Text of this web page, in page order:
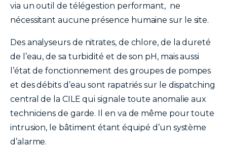
via un outil de télégestion performant, ne
nécessitant aucune présence humaine sur le site.
Des analyseurs de nitrates, de chlore, de la dureté
de l’eau, de sa turbidité et de son pH, mais aussi
l’état de fonctionnement des groupes de pompes
et des débits d’eau sont rapatriés sur le dispatching
central de la CILE qui signale toute anomalie aux
techniciens de garde. Il en va de même pour toute
intrusion, le bâtiment étant équipé d’un système
d’alarme.